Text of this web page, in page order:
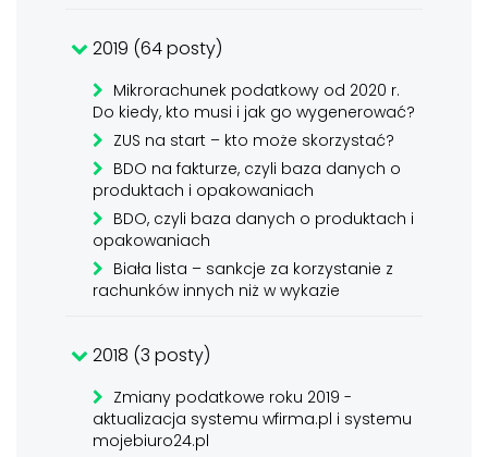
2019 (64 posty)
Mikrorachunek podatkowy od 2020 r.
Do kiedy, kto musi i jak go wygenerować?
ZUS na start – kto może skorzystać?
BDO na fakturze, czyli baza danych o
produktach i opakowaniach
BDO, czyli baza danych o produktach i
opakowaniach
Biała lista – sankcje za korzystanie z
rachunków innych niż w wykazie
2018 (3 posty)
Zmiany podatkowe roku 2019 -
aktualizacja systemu wfirma.pl i systemu
mojebiuro24.pl